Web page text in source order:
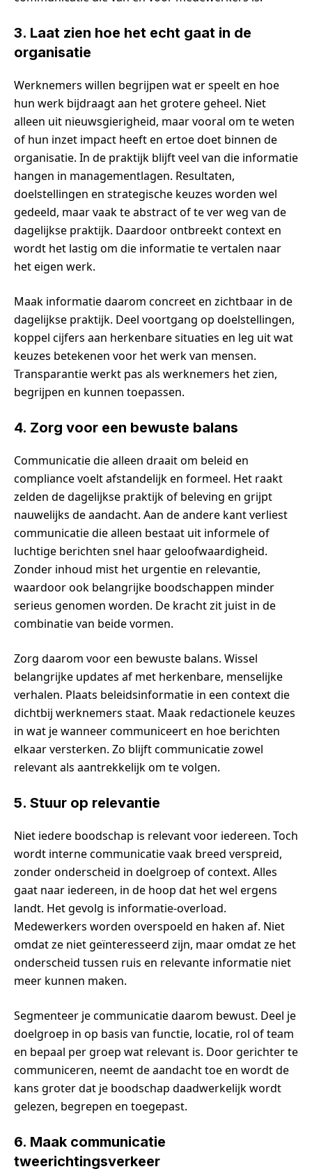
3. Laat zien hoe het echt gaat in de
organisatie
Werknemers willen begrijpen wat er speelt en hoe
hun werk bijdraagt aan het grotere geheel. Niet
alleen uit nieuwsgierigheid, maar vooral om te weten
of hun inzet impact heeft en ertoe doet binnen de
organisatie. In de praktijk blijft veel van die informatie
hangen in managementlagen. Resultaten,
doelstellingen en strategische keuzes worden wel
gedeeld, maar vaak te abstract of te ver weg van de
dagelijkse praktijk. Daardoor ontbreekt context en
wordt het lastig om die informatie te vertalen naar
het eigen werk.
Maak informatie daarom concreet en zichtbaar in de
dagelijkse praktijk. Deel voortgang op doelstellingen,
koppel cijfers aan herkenbare situaties en leg uit wat
keuzes betekenen voor het werk van mensen.
Transparantie werkt pas als werknemers het zien,
begrijpen en kunnen toepassen.
4. Zorg voor een bewuste balans
Communicatie die alleen draait om beleid en
compliance voelt afstandelijk en formeel. Het raakt
zelden de dagelijkse praktijk of beleving en grijpt
nauwelijks de aandacht. Aan de andere kant verliest
communicatie die alleen bestaat uit informele of
luchtige berichten snel haar geloofwaardigheid.
Zonder inhoud mist het urgentie en relevantie,
waardoor ook belangrijke boodschappen minder
serieus genomen worden. De kracht zit juist in de
combinatie van beide vormen.
Zorg daarom voor een bewuste balans. Wissel
belangrijke updates af met herkenbare, menselijke
verhalen. Plaats beleidsinformatie in een context die
dichtbij werknemers staat. Maak redactionele keuzes
in wat je wanneer communiceert en hoe berichten
elkaar versterken. Zo blijft communicatie zowel
relevant als aantrekkelijk om te volgen.
5. Stuur op relevantie
Niet iedere boodschap is relevant voor iedereen. Toch
wordt interne communicatie vaak breed verspreid,
zonder onderscheid in doelgroep of context. Alles
gaat naar iedereen, in de hoop dat het wel ergens
landt. Het gevolg is informatie-overload.
Medewerkers worden overspoeld en haken af. Niet
omdat ze niet geïnteresseerd zijn, maar omdat ze het
onderscheid tussen ruis en relevante informatie niet
meer kunnen maken.
Segmenteer je communicatie daarom bewust. Deel je
doelgroep in op basis van functie, locatie, rol of team
en bepaal per groep wat relevant is. Door gerichter te
communiceren, neemt de aandacht toe en wordt de
kans groter dat je boodschap daadwerkelijk wordt
gelezen, begrepen en toegepast.
6. Maak communicatie
tweerichtingsverkeer